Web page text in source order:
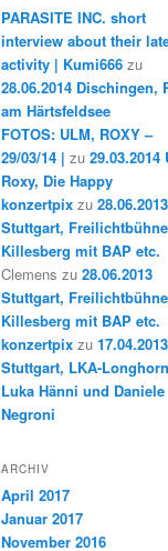
PARASITE INC. short
interview about their
activity | Kumi666 zu
28.06.2014 Dischingen,
am Härtsfeldsee
FOTOS: ULM, ROXY –
29/03/14 | zu 29.03.2014
Roxy, Die Happy
konzertpix zu 28.06.2013
Stuttgart, Freilichtbühne
Killesberg mit BAP etc.
Clemens zu 28.06.2013
Stuttgart, Freilichtbühne
Killesberg mit BAP etc.
konzertpix zu 17.04.2013
Stuttgart, LKA-
Luka Hänni und Daniele
Negroni
ARCHIV
April 2017
Januar 2017
November 2016